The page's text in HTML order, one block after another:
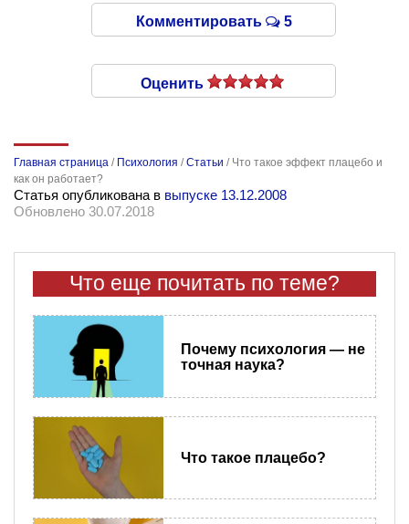
Комментировать 5
Оценить
Главная страница / Психология /Статьи / Что такое эффект плацебо и
как он работает?
Статья опубликована в выпуске 13.12.2008
Обновлено 30.07.2018
Что еще почитать по теме?
Почему психология — не
точная наука?
Что такое плацебо?